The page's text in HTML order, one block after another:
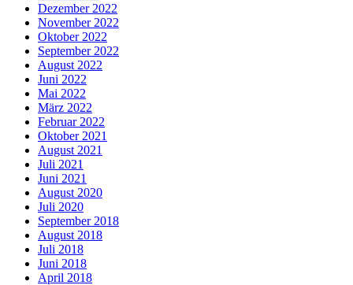
Dezember 2022
November 2022
Oktober 2022
September 2022
August 2022
Juni 2022
Mai 2022
März 2022
Februar 2022
Oktober 2021
August 2021
Juli 2021
Juni 2021
August 2020
Juli 2020
September 2018
August 2018
Juli 2018
Juni 2018
April 2018